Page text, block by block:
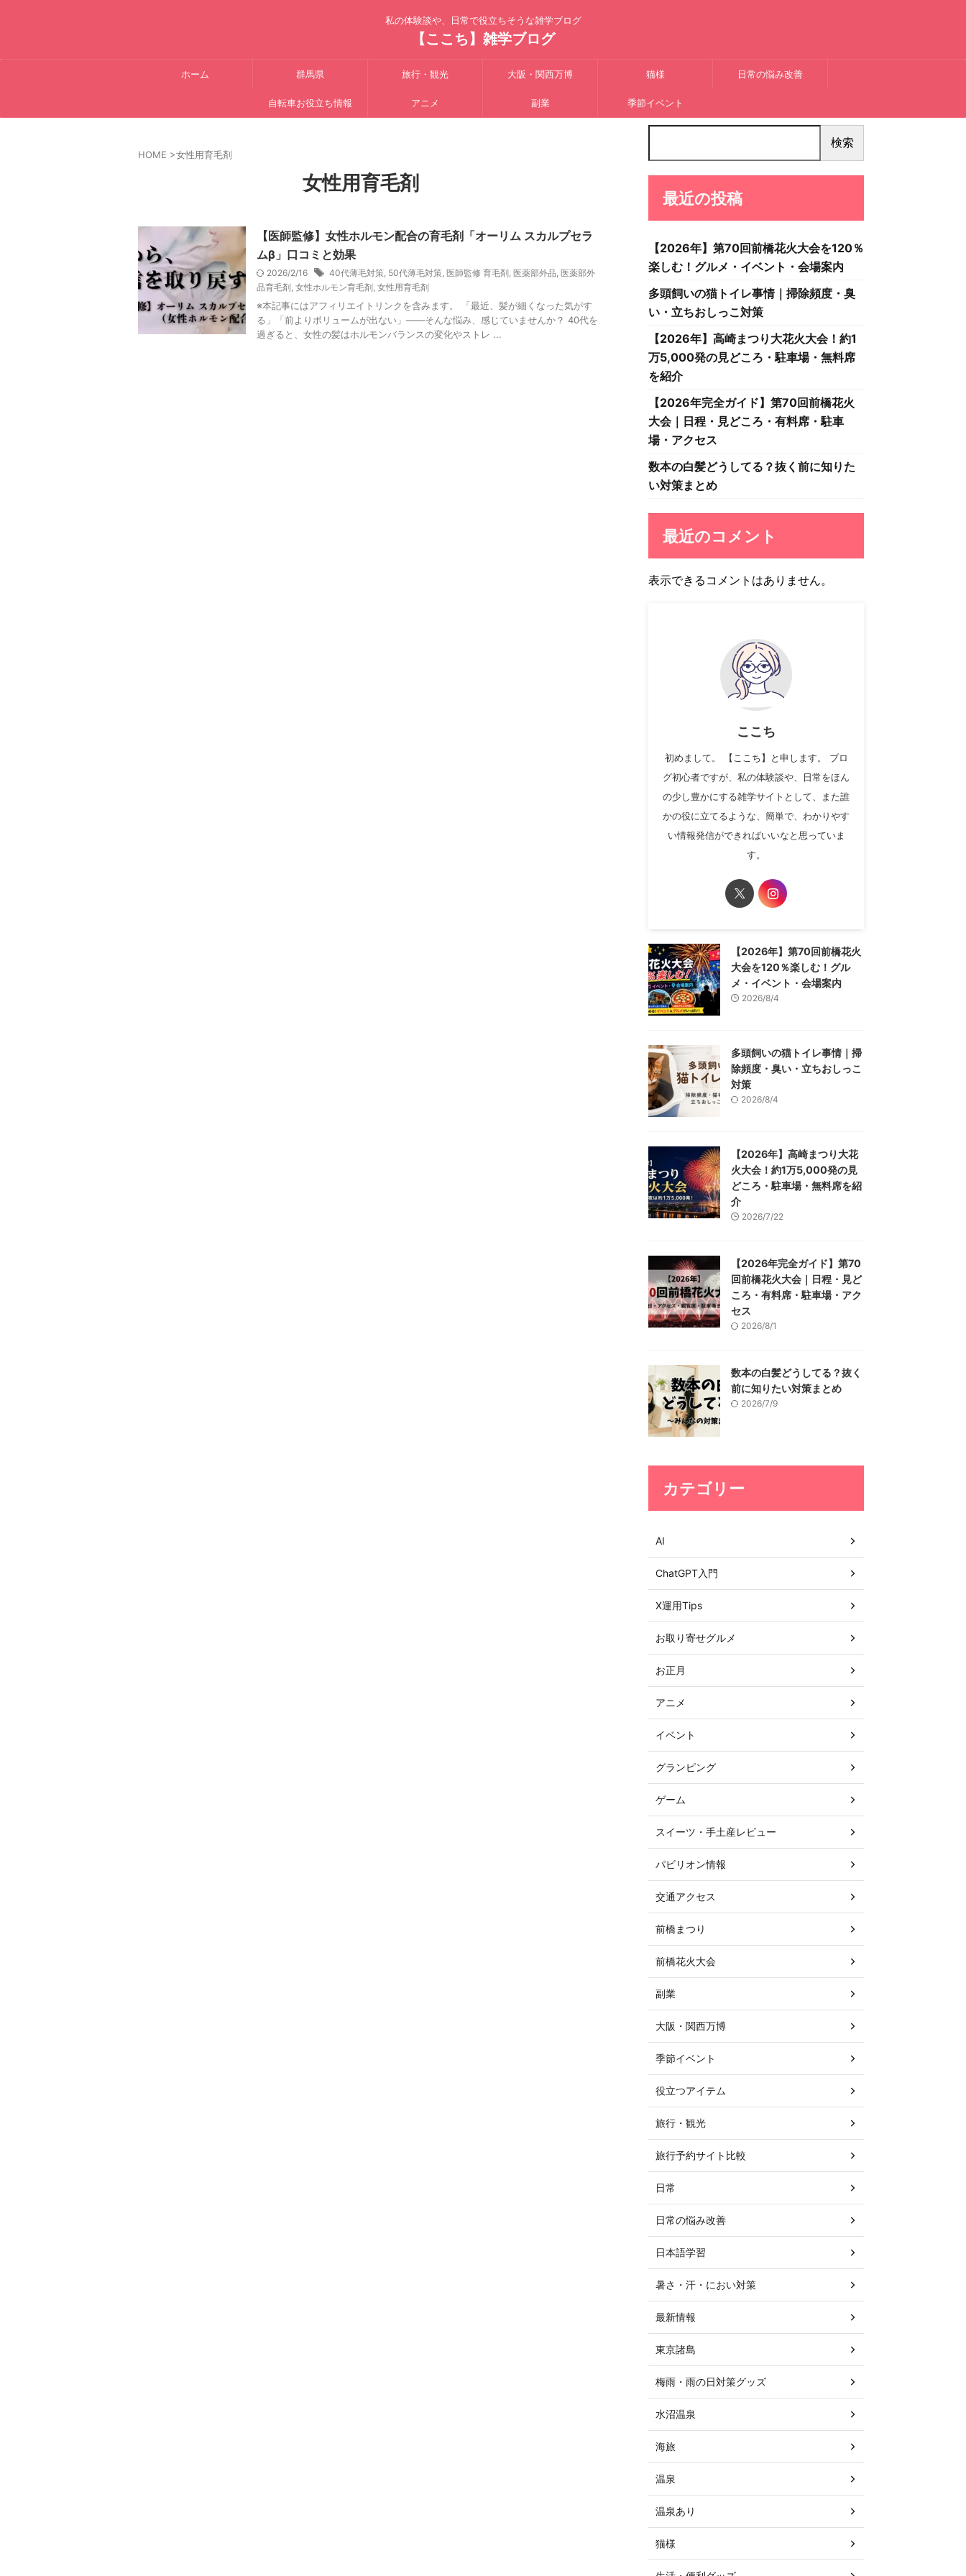
私の体験談や、日常で役立ちそうな雑学ブログ
【ここち】雑学ブログ
ホーム 群馬県 旅行・観光 大阪・関西万博 猫様 日常の悩み改善
自転車お役立ち情報 アニメ 副業 季節イベント
HOME >女性用育毛剤
女性用育毛剤
【医師監修】女性ホルモン配合の育毛剤「オーリム スカルプセラ
ムβ」口コミと効果
2026/2/16 40代薄毛対策, 50代薄毛対策, 医師監修 育毛剤, 医薬部外品, 医薬部外
品育毛剤, 女性ホルモン育毛剤, 女性用育毛剤
※本記事にはアフィリエイトリンクを含みます。 「最近、髪が細くなった気がす
る」「前よりボリュームが出ない」――そんな悩み、感じていませんか？ 40代を
過ぎると、女性の髪はホルモンバランスの変化やストレ ...
検索
最近の投稿
【2026年】第70回前橋花火大会を120％
楽しむ！グルメ・イベント・会場案内
多頭飼いの猫トイレ事情｜掃除頻度・臭
い・立ちおしっこ対策
【2026年】高崎まつり大花火大会！約1
万5,000発の見どころ・駐車場・無料席
を紹介
【2026年完全ガイド】第70回前橋花火
大会｜日程・見どころ・有料席・駐車
場・アクセス
数本の白髪どうしてる？抜く前に知りた
い対策まとめ
最近のコメント
表示できるコメントはありません。
ここち
初めまして。 【ここち】と申します。 ブロ
グ初心者ですが、私の体験談や、日常をほん
の少し豊かにする雑学サイトとして、また誰
かの役に立てるような、簡単で、わかりやす
い情報発信ができればいいなと思っていま
す。
【2026年】第70回前橋花火
大会を120％楽しむ！グル
メ・イベント・会場案内
2026/8/4
多頭飼いの猫トイレ事情｜掃
除頻度・臭い・立ちおしっこ
対策
2026/8/4
【2026年】高崎まつり大花
火大会！約1万5,000発の見
どころ・駐車場・無料席を紹
介
2026/7/22
【2026年完全ガイド】第70
回前橋花火大会｜日程・見ど
ころ・有料席・駐車場・アク
セス
2026/8/1
数本の白髪どうしてる？抜く
前に知りたい対策まとめ
2026/7/9
カテゴリー
AI
ChatGPT入門
X運用Tips
お取り寄せグルメ
お正月
アニメ
イベント
グランピング
ゲーム
スイーツ・手土産レビュー
パビリオン情報
交通アクセス
前橋まつり
前橋花火大会
副業
大阪・関西万博
季節イベント
役立つアイテム
旅行・観光
旅行予約サイト比較
日常
日常の悩み改善
日本語学習
暑さ・汗・におい対策
最新情報
東京諸島
梅雨・雨の日対策グッズ
水沼温泉
海旅
温泉
温泉あり
猫様